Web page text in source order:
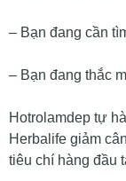
– Bạn đang cần
– Bạn đang thắc
Hotrolamdep tự
Herbalife giảm
tiêu chí hàng đầu